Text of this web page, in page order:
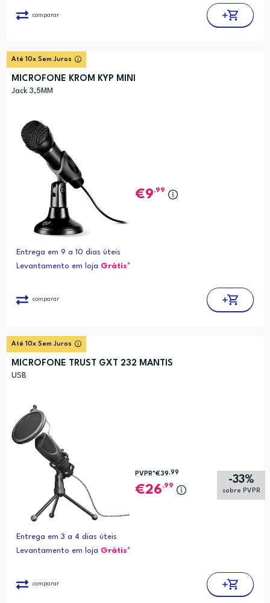
comparar
Até 10x Sem Juros
MICROFONE KROM KYP MINI
Jack 3,5MM
9,99
Entrega em 9 a 10 dias úteis
Levantamento em loja Grátis*
comparar
Até 10x Sem Juros
MICROFONE TRUST GXT 232 MANTIS
USB
-33%
sobre PVPR
PVPR*€39 ,99
26,99
Entrega em 3 a 4 dias úteis
Levantamento em loja Grátis*
comparar